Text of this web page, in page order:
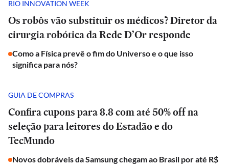
RIO INNOVATION WEEK
Os robôs vão substituir os médicos? Diretor da
cirurgia robótica da Rede D’Or responde
Como a Física prevê o fim do Universo e o que isso
significa para nós?
GUIA DE COMPRAS
Confira cupons para 8.8 com até 50% off na
seleção para leitores do Estadão e do
TecMundo
Novos dobráveis da Samsung chegam ao Brasil por até R$